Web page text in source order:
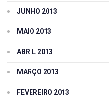
JUNHO 2013
MAIO 2013
ABRIL 2013
MARÇO 2013
FEVEREIRO 2013